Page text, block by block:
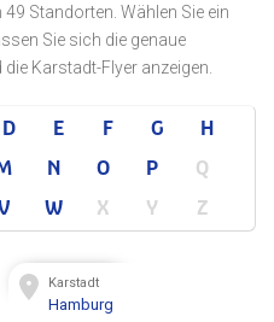
Standorten. Wählen Sie ein
Sie sich die genaue
Karstadt-Flyer anzeigen.
D E F G
H
N O P
Q
W X Y Z
Karstadt
Hamburg